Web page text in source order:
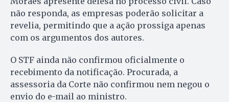
não responda, as empresas poderão solicitar a
revelia, permitindo que a ação prossiga apenas
com os argumentos dos autores.
O STF ainda não confirmou oficialmente o
recebimento da notificação. Procurada, a
assessoria da Corte não confirmou nem negou o
envio do e-mail ao ministro.